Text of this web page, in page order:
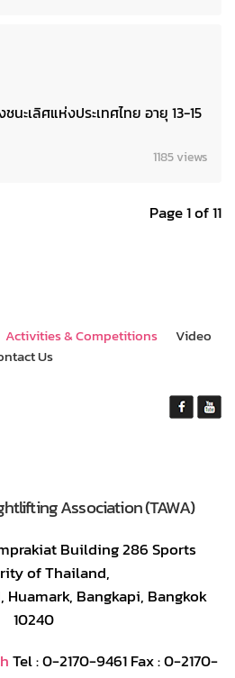
ะเลิศแห่งประเทศไทย อายุ 13-15
1185 views
Page 1 of 11
Activities & Competitions
Video
Us
Association (TAWA)
Building 286 Sports
of Thailand,
Huamark, Bangkapi, Bangkok
10240
Tel : 0-2170-9461 Fax : 0-2170-